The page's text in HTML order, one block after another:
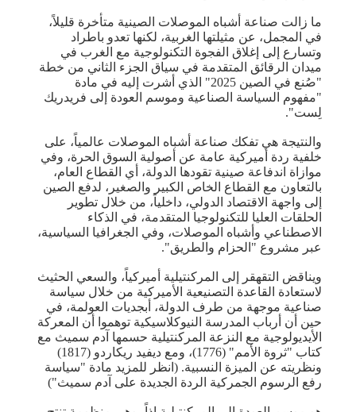
ما زالت صناعة أشباه الموصلات الصينية متأخرة قليلاً،
في المجمل، عن مثيلتها الغربية، لكنها تعدو باطراد
وتسارع إلى إغلاق الفجوة التكنولوجية مع الغرب في
ميدان الرقائق المتقدمة في سياق الجزء الثاني من خطة
"صُنع في الصين 2025" الذي أشرت إليه في مادة
"مفهوم السياسة الصناعية وموسم العودة إلى فريدريك
لِست".
والنتيجة هي تفكك صناعة أشباه الموصلات عالمياً، على
خلفية ردة أميركية عامة عن أصولية السوق الحرة، وفي
موازاة اندفاعة صينية تقودها الدولة، أي القطاع العام،
بالتعاون مع القطاع الخاص الكبير والصغير، لدفع الصين
إلى واجهة الاقتصاد الدولي، داخلياً، من خلال تطوير
الحلقات العليا للتكنولوجيا المتقدمة، في الذكاء
الاصطناعي وأشباه الموصلات، وفي الجغرافيا السياسية،
عبر مشروع "الحزام والطريق".
ويناقض التقهقر إلى المركنتيلية أميركياً، والسعي الحثيث
لاستعادة القاعدة التصنيعية الأميركية من خلال سياسة
صناعية موجهة من طرف الدولة، أبجديات العولمة، في
حين أن أرباب المدرسة النيوكلاسيكية توهموا أن المعركة
الأيديولوجية مع النزعة المركنتيلية حسمها آدم سميث مع
كتاب "ثروة الأمم" (1776)، ومع ديفيد ريكاردو (1817)
ونظريته عن الميزة النسبية. (انظر للمزيد مادة "سياسة
رفع الرسوم الجمركية الردة الجديدة على آدم سميث")